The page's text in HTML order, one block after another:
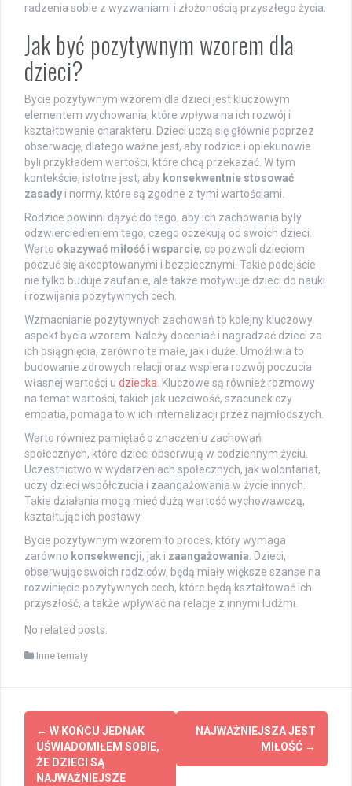
radzenia sobie z wyzwaniami i złożonością przyszłego życia.
Jak być pozytywnym wzorem dla
dzieci?
Bycie pozytywnym wzorem dla dzieci jest kluczowym
elementem wychowania, które wpływa na ich rozwój i
kształtowanie charakteru. Dzieci uczą się głównie poprzez
obserwację, dlatego ważne jest, aby rodzice i opiekunowie
byli przykładem wartości, które chcą przekazać. W tym
kontekście, istotne jest, aby konsekwentnie stosować
zasady i normy, które są zgodne z tymi wartościami.
Rodzice powinni dążyć do tego, aby ich zachowania były
odzwierciedleniem tego, czego oczekują od swoich dzieci.
Warto okazywać miłość i wsparcie, co pozwoli dzieciom
poczuć się akceptowanymi i bezpiecznymi. Takie podejście
nie tylko buduje zaufanie, ale także motywuje dzieci do nauki
i rozwijania pozytywnych cech.
Wzmacnianie pozytywnych zachowań to kolejny kluczowy
aspekt bycia wzorem. Należy doceniać i nagradzać dzieci za
ich osiągnięcia, zarówno te małe, jak i duże. Umożliwia to
budowanie zdrowych relacji oraz wspiera rozwój poczucia
własnej wartości u dziecka. Kluczowe są również rozmowy
na temat wartości, takich jak uczciwość, szacunek czy
empatia, pomaga to w ich internalizacji przez najmłodszych.
Warto również pamiętać o znaczeniu zachowań
społecznych, które dzieci obserwują w codziennym życiu.
Uczestnictwo w wydarzeniach społecznych, jak wolontariat,
uczy dzieci współczucia i zaangażowania w życie innych.
Takie działania mogą mieć dużą wartość wychowawczą,
kształtując ich postawy.
Bycie pozytywnym wzorem to proces, który wymaga
zarówno konsekwencji, jak i zaangażowania. Dzieci,
obserwując swoich rodziców, będą miały większe szanse na
rozwinięcie pozytywnych cech, które będą kształtować ich
przyszłość, a także wpływać na relacje z innymi ludźmi.
No related posts.
Inne tematy
Post
navigation
← W KOŃCU JEDNAK
UŚWIADOMIŁEM SOBIE,
ŻE DZIECI SĄ
NAJWAŻNIEJSZE
NAJWAŻNIEJSZA JEST
MIŁOŚĆ →